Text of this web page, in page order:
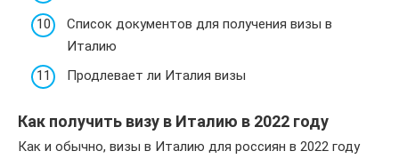
Список документов для получения визы в
Италию
Продлевает ли Италия визы
Как получить визу в Италию в 2022 году
Как и обычно, визы в Италию для россиян в 2022 году